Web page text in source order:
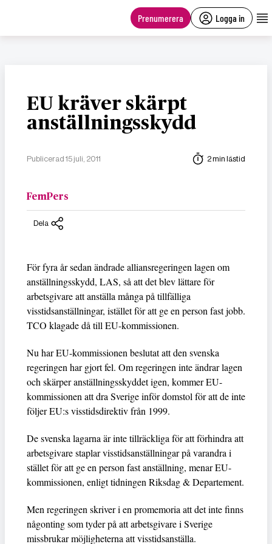
Prenumerera Logga in
EU kräver skärpt
anställningsskydd
Publicerad 15 juli, 2011 2 min lästid
FemPers
Dela
För fyra år sedan ändrade alliansregeringen lagen om
anställningsskydd, LAS, så att det blev lättare för
arbetsgivare att anställa många på tillfälliga
visstidsanställningar, istället för att ge en person fast jobb.
TCO klagade då till EU-kommissionen.
Nu har EU-kommissionen beslutat att den svenska
regeringen har gjort fel. Om regeringen inte ändrar lagen
och skärper anställningsskyddet igen, kommer EU-
kommissionen att dra Sverige inför domstol för att de inte
följer EU:s visstidsdirektiv från 1999.
De svenska lagarna är inte tillräckliga för att förhindra att
arbetsgivare staplar visstidsanställningar på varandra i
stället för att ge en person fast anställning, menar EU-
kommissionen, enligt tidningen Riksdag & Departement.
Men regeringen skriver i en promemoria att det inte finns
någonting som tyder på att arbetsgivare i Sverige
missbrukar möjligheterna att visstidsanställa.